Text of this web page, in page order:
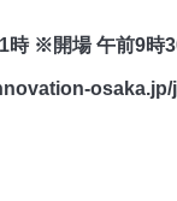
※開場 午前9時